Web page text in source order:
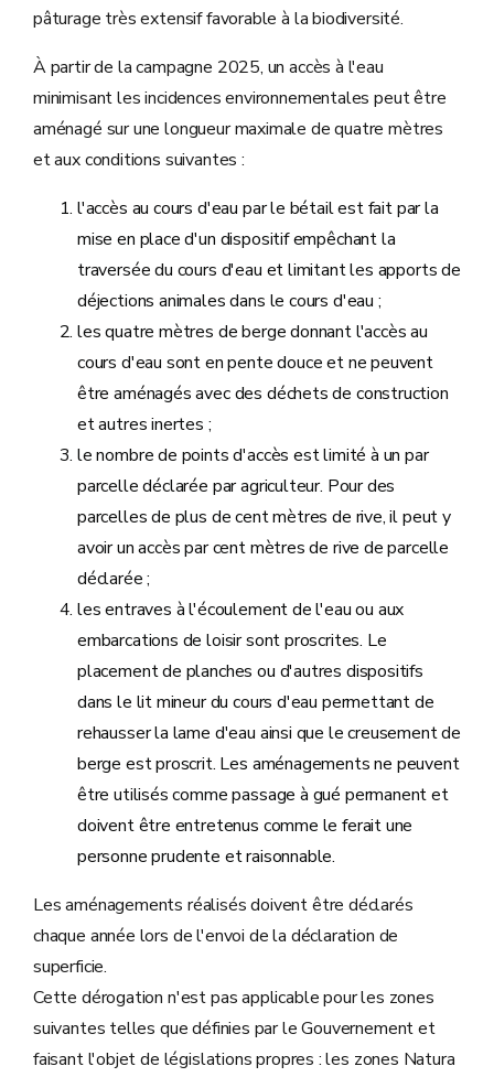
pâturage très extensif favorable à la biodiversité.
À partir de la campagne 2025, un accès à l'eau
minimisant les incidences environnementales peut être
aménagé sur une longueur maximale de quatre mètres
et aux conditions suivantes :
l'accès au cours d'eau par le bétail est fait par la
mise en place d'un dispositif empêchant la
traversée du cours d'eau et limitant les apports de
déjections animales dans le cours d'eau ;
les quatre mètres de berge donnant l'accès au
cours d'eau sont en pente douce et ne peuvent
être aménagés avec des déchets de construction
et autres inertes ;
le nombre de points d'accès est limité à un par
parcelle déclarée par agriculteur. Pour des
parcelles de plus de cent mètres de rive, il peut y
avoir un accès par cent mètres de rive de parcelle
déclarée ;
les entraves à l'écoulement de l'eau ou aux
embarcations de loisir sont proscrites. Le
placement de planches ou d'autres dispositifs
dans le lit mineur du cours d'eau permettant de
rehausser la lame d'eau ainsi que le creusement de
berge est proscrit. Les aménagements ne peuvent
être utilisés comme passage à gué permanent et
doivent être entretenus comme le ferait une
personne prudente et raisonnable.
Les aménagements réalisés doivent être déclarés
chaque année lors de l'envoi de la déclaration de
superficie.
Cette dérogation n'est pas applicable pour les zones
suivantes telles que définies par le Gouvernement et
faisant l'objet de législations propres : les zones Natura